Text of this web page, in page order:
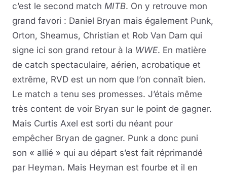
c’est le second match MITB. On y retrouve mon
grand favori : Daniel Bryan mais également Punk,
Orton, Sheamus, Christian et Rob Van Dam qui
signe ici son grand retour à la WWE. En matière
de catch spectaculaire, aérien, acrobatique et
extrême, RVD est un nom que l’on connaît bien.
Le match a tenu ses promesses. J’étais même
très content de voir Bryan sur le point de gagner.
Mais Curtis Axel est sorti du néant pour
empêcher Bryan de gagner. Punk a donc puni
son « allié » qui au départ s’est fait réprimandé
par Heyman. Mais Heyman est fourbe et il en